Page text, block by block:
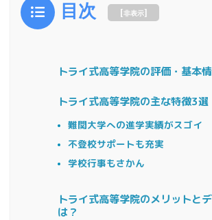
目次 [非表示]
トライ式高等学院の評価・基本
トライ式高等学院の主な特徴3選
難関大学への進学実績がスゴイ
不登校サポートも充実
学校行事もさかん
トライ式高等学院のメリットと
は？